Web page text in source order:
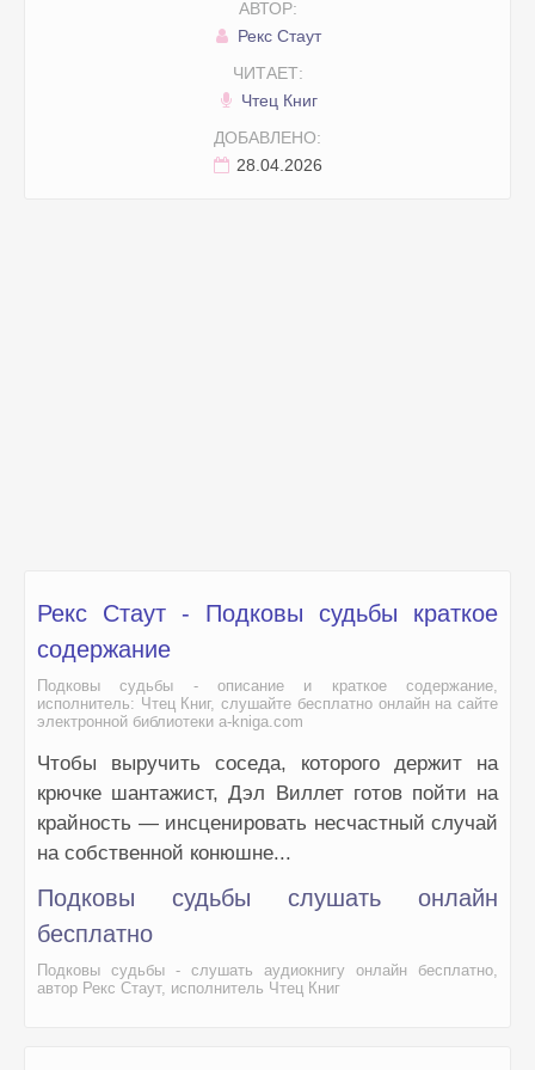
АВТОР:
Рекс Стаут
ЧИТАЕТ:
Чтец Книг
ДОБАВЛЕНО:
28.04.2026
Рекс Стаут - Подковы судьбы краткое
содержание
Подковы судьбы - описание и краткое содержание,
исполнитель: Чтец Книг, слушайте бесплатно онлайн на сайте
электронной библиотеки a-kniga.com
Чтобы выручить соседа, которого держит на
крючке шантажист, Дэл Виллет готов пойти на
крайность — инсценировать несчастный случай
на собственной конюшне...
Подковы судьбы слушать онлайн
бесплатно
Подковы судьбы - слушать аудиокнигу онлайн бесплатно,
автор Рекс Стаут, исполнитель Чтец Книг